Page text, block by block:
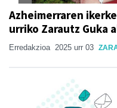
Azheimerraren
urriko Zarautz Guka
Erredakzioa 2025 urr 03